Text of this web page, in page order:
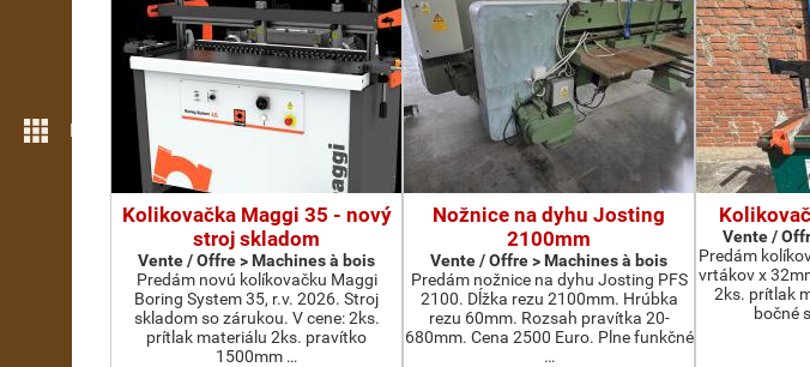
Plus de fonctions
Kolikovačka Maggi 35 - nový
stroj skladom
Vente / Offre > Machines à bois
Predám novú kolíkovačku Maggi
Boring System 35, r.v. 2026. Stroj
skladom so zárukou. V cene: 2ks.
prítlak materiálu 2ks. pravítko
1500mm …
Nožnice na dyhu Josting
2100mm
Vente / Offre > Machines à bois
Predám nožnice na dyhu Josting PFS
2100. Dĺžka rezu 2100mm. Hrúbka
rezu 60mm. Rozsah pravítka 20-
680mm. Cena 2500 Euro. Plne funkčné
…
Vente /
Predám
vrtákov x
2ks. prítlak
bočné